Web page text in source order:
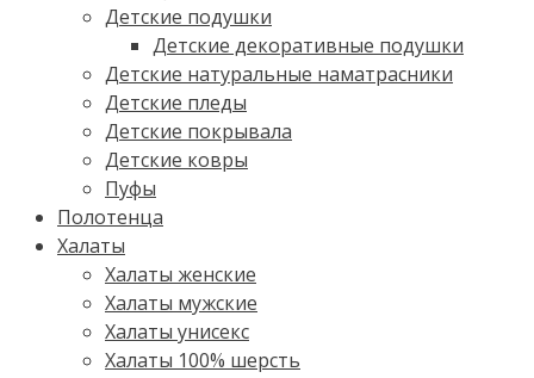
Детские подушки
Детские декоративные подушки
Детские натуральные наматрасники
Детские пледы
Детские покрывала
Детские ковры
Пуфы
Полотенца
Халаты
Халаты женские
Халаты мужские
Халаты унисекс
Халаты 100% шерсть